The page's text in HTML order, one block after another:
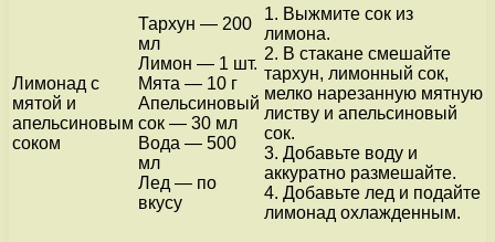
Лимонад с
мятой и
апельсиновым
соком
Тархун — 200
мл
Лимон — 1 шт.
Мята — 10 г
Апельсиновый
сок — 30 мл
Вода — 500
мл
Лед — по
вкусу
1. Выжмите сок из
лимона.
2. В стакане смешайте
тархун, лимонный сок,
мелко нарезанную мятную
листву и апельсиновый
сок.
3. Добавьте воду и
аккуратно размешайте.
4. Добавьте лед и подайте
лимонад охлажденным.